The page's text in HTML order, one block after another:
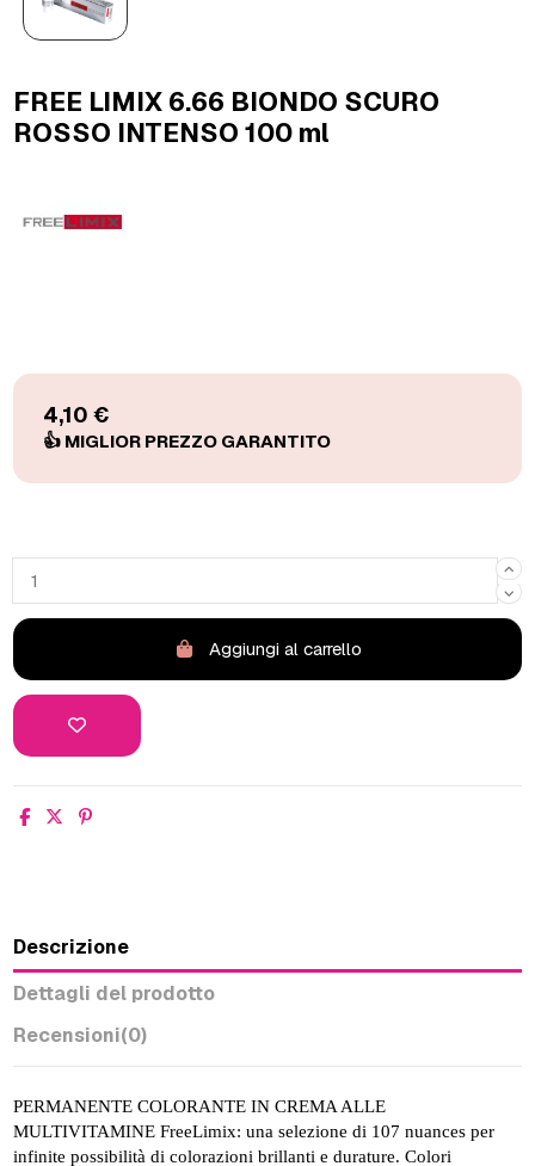
FREE LIMIX 6.66 BIONDO SCURO
ROSSO INTENSO 100 ml
4,10 €
Aggiungi al carrello
Descrizione
Dettagli del prodotto
Recensioni(0)
PERMANENTE COLORANTE IN CREMA ALLE
MULTIVITAMINE FreeLimix: una selezione di 107 nuances per
infinite possibilità di colorazioni brillanti e durature. Colori